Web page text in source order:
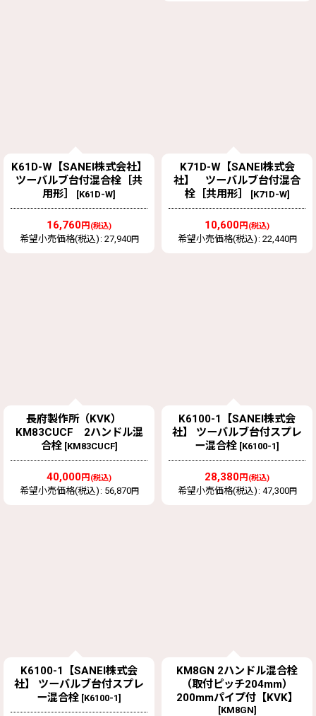
K61D-W【SANEI株式会社】
ツーバルブ台付混合栓［共
用形］
[K61D-W]
16,760円(税込)
希望小売価格(税込) : 27,940円
K71D-W【SANEI株式会
社】 ツーバルブ台付混合
栓［共用形］
[K71D-W]
10,600円(税込)
希望小売価格(税込) : 22,440円
長府製作所（KVK）
KM83CUCF 2ハンドル混
合栓 [KM83CUCF]
40,000円(税込)
希望小売価格(税込) : 56,870円
K6100-1【SANEI株式会
社】 ツーバルブ台付スプレ
ー混合栓 [K6100-1]
28,380円(税込)
希望小売価格(税込) : 47,300円
K6100-1【SANEI株式会
社】 ツーバルブ台付スプレ
ー混合栓 [K6100-1]
KM8GN 2ハンドル混合栓
（取付ピッチ204mm）
200mmパイプ付【KVK】
[KM8GN]